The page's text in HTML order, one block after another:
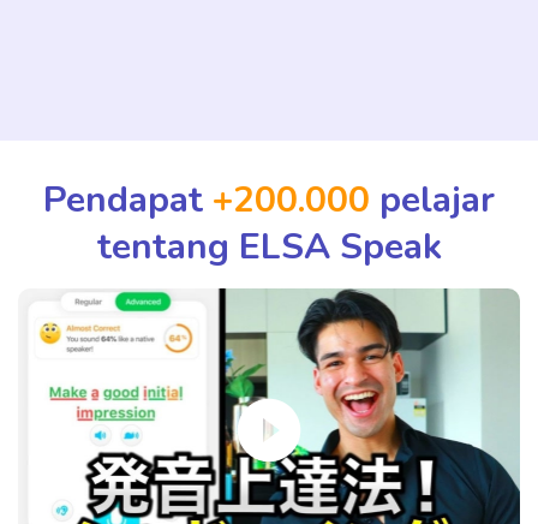
Pendapat +200.000 pelajar
tentang ELSA Speak